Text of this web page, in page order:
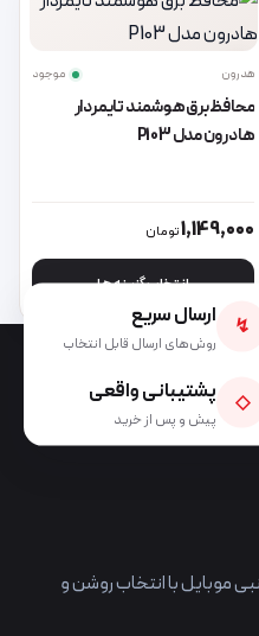
باشد. گزینه ها ممکن است در
هدرون موجود
محافظ برق هوشمند تایمردار
هادرون مدل P103
1,149,000تومان
انتخاب گزینه ها
این محصول دارای انواع مختلفی
↯ ارسال سریع
روش‌های ارسال قابل انتخاب
◇ پشتیبانی واقعی
پیش و پس از خرید
موبایل با انتخاب روشن و